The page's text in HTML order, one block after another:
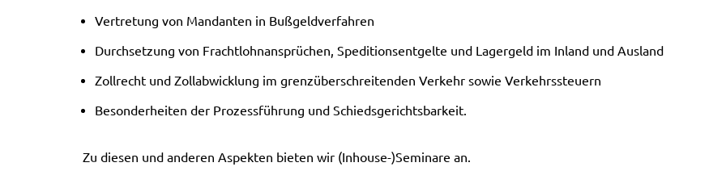
Ver­tre­tung von Man­dan­ten in Bußgeld­verfahren
Durch­set­zung von Fracht­lohn­an­sprü­chen, Speditions­entgelte und Lager­geld im Inland und Aus­land
Zoll­recht und Zoll­ab­wick­lung im grenz­über­schrei­ten­den Ver­kehr sowie Ver­kehrs­steu­ern
Beson­der­hei­ten der Pro­zess­füh­rung und Schieds­ge­richts­bar­keit.
Zu die­sen und ande­ren Aspek­ten bie­ten wir (Inhouse-)Seminare an.